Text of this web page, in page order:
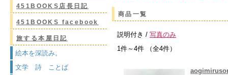
451BOOKS店長日記
451BOOKS facebook
旅する本屋日記
絵本を深読み。
文学 詩 ことば
商品一覧
説明付き / 写真のみ
1件～4件 （全4件）